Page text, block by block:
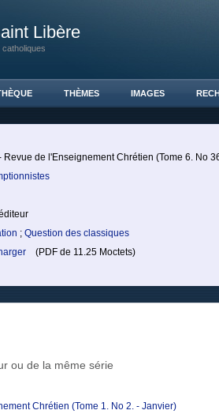
Libère
THÈMES IMAGES
Revue de l'Enseignement Chrétien (Tome 6. No
; Question des classiques
(PDF de 11.25 Moctets)
ou de la même série
Chrétien (Tome 1. No 2. - Janvier)